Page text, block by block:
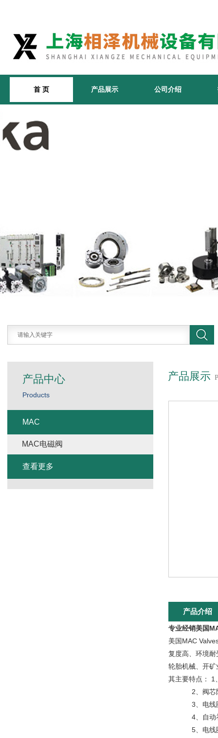
首 页 产品展示 公司介绍
产品展示
产品介绍
专业经销美国
美国MAC
复度高、环境
轮胎机械、开
其主要特点： 1
2、阀芯防卡
3、电线圈
4、自动补
5、电线圈
产品中心
Products
MAC
MAC电磁阀
查看更多